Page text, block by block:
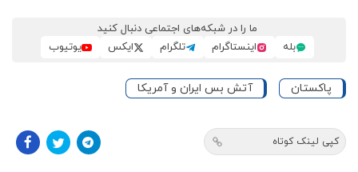
ما را در شبکه‌های اجتماعی دنبال کنید
بله
اینستاگرام تلگرام ایکس یوتیوب
پاکستان آتش بس ایران و آمریکا
کپی لینک کوتاه